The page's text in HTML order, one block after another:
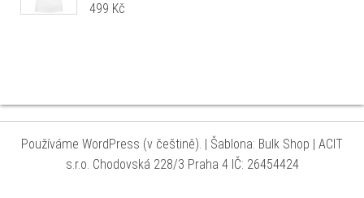
499 Kč
Používáme WordPress (v češtině). Šablona: Bulk Shop
| ACIT
s.r.o. Chodovská 228/3 Praha 4 IČ: 26454424